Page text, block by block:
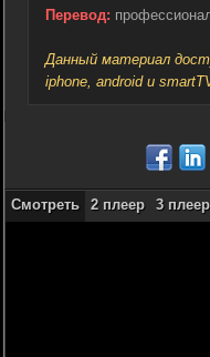
Перевод:
Данный материал
iphone, android и
Смотреть 2 плеер 3 плеер